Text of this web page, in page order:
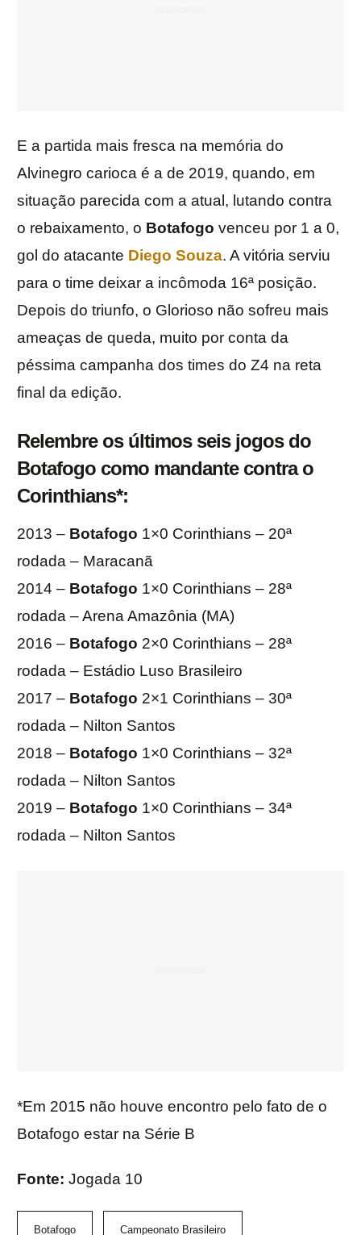
E a partida mais fresca na memória do
Alvinegro carioca é a de 2019, quando, em
situação parecida com a atual, lutando contra
o rebaixamento, o Botafogo venceu por 1 a 0,
gol do atacante Diego Souza. A vitória serviu
para o time deixar a incômoda 16ª posição.
Depois do triunfo, o Glorioso não sofreu mais
ameaças de queda, muito por conta da
péssima campanha dos times do Z4 na reta
final da edição.
Relembre os últimos seis jogos do
Botafogo como mandante contra o
Corinthians*:
2013 – Botafogo 1×0 Corinthians – 20ª
rodada – Maracanã
2014 – Botafogo 1×0 Corinthians – 28ª
rodada – Arena Amazônia (MA)
2016 – Botafogo 2×0 Corinthians – 28ª
rodada – Estádio Luso Brasileiro
2017 – Botafogo 2×1 Corinthians – 30ª
rodada – Nilton Santos
2018 – Botafogo 1×0 Corinthians – 32ª
rodada – Nilton Santos
2019 – Botafogo 1×0 Corinthians – 34ª
rodada – Nilton Santos
*Em 2015 não houve encontro pelo fato de o
Botafogo estar na Série B
Fonte: Jogada 10
Botafogo Campeonato Brasileiro